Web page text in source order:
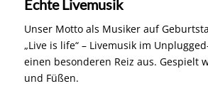
einen besonderen Reiz aus. Gespielt
und Füßen.
Musik für den Geburtstag
Ob zumTanzen